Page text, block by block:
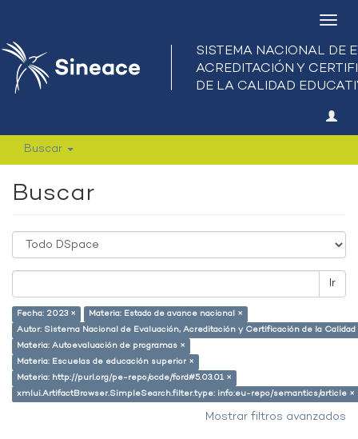
Buscar
Buscar
Ir
Fecha: 2023 ×
Materia: Estado de avance nacional ×
Autor: Sistema Nacional de Evaluación, Acreditación y Certificación de la
Materia: Autoevaluación de programas ×
Materia: Escuelas de educación superior ×
Materia: http://purl.org/pe-repo/ocde/ford#5.03.01 ×
xmlui.ArtifactBrowser.SimpleSearch.filter.type: info:eu-repo/semantics/article ×
Mostrar filtros avanzados